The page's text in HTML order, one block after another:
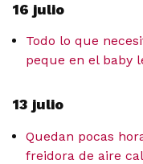
16 julio
Todo lo que
peque en el baby
13 julio
Quedan pocas
freidora de aire